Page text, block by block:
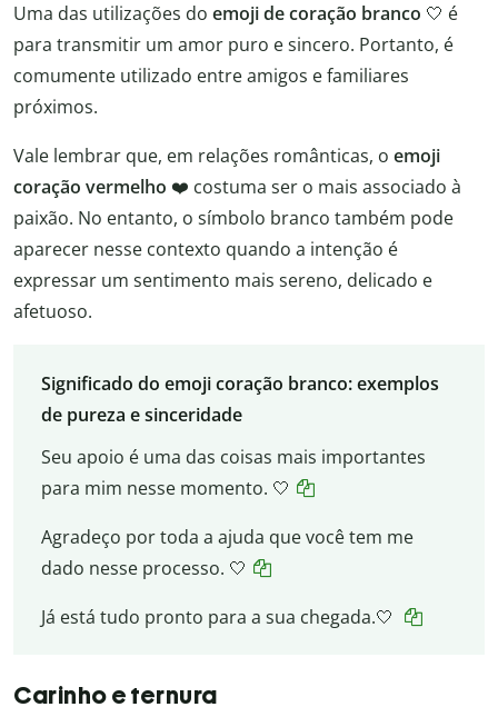
Uma das utilizações do emoji de coração branco 🤍 é
para transmitir um amor puro e sincero. Portanto, é
comumente utilizado entre amigos e familiares
próximos.
Vale lembrar que, em relações românticas, o emoji
coração vermelho ❤️ costuma ser o mais associado à
paixão. No entanto, o símbolo branco também pode
aparecer nesse contexto quando a intenção é
expressar um sentimento mais sereno, delicado e
afetuoso.
Significado do emoji coração branco: exemplos
de pureza e sinceridade
Seu apoio é uma das coisas mais importantes
para mim nesse momento. 🤍
Agradeço por toda a ajuda que você tem me
dado nesse processo. 🤍
Já está tudo pronto para a sua chegada.🤍
Carinho e ternura